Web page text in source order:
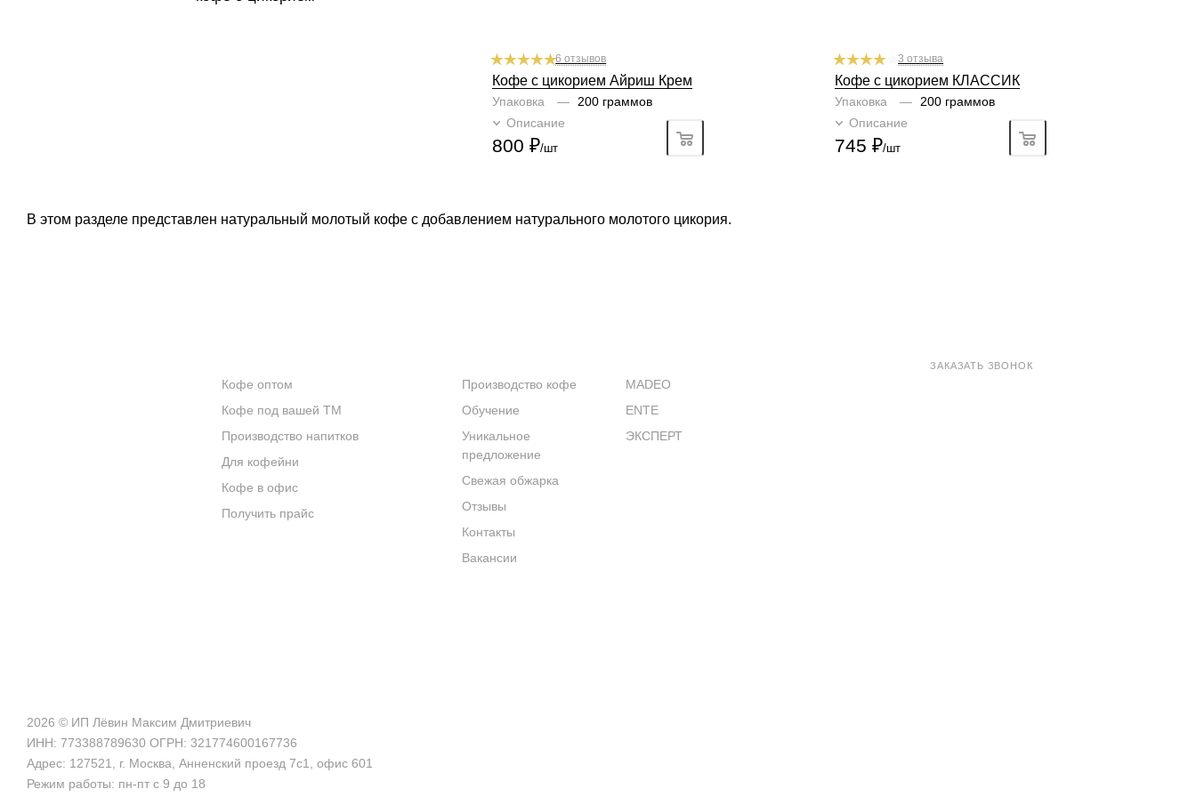
6 отзывов
Кофе с цикорием Айриш Крем
Упаковка —
200 граммов
Описание
800 ₽/шт
3 отзыва
Кофе с цикорием КЛАССИК
Упаковка —
200 граммов
Описание
745 ₽/шт
В этом разделе представлен натуральный молотый кофе с добавлением натурального молотого цикория.
Кофе оптом
Кофе под вашей ТМ
Производство напитков
Для кофейни
Кофе в офис
Получить прайс
Производство кофе
Обучение
Уникальное
предложение
Свежая обжарка
Отзывы
Контакты
Вакансии
MADEO
ENTE
ЭКСПЕРТ
ЗАКАЗАТЬ ЗВОНОК
2026 © ИП Лёвин Максим Дмитриевич
ИНН: 773388789630 ОГРН: 321774600167736
Адрес: 127521, г. Москва, Анненский проезд 7с1, офис 601
Режим работы: пн-пт с 9 до 18